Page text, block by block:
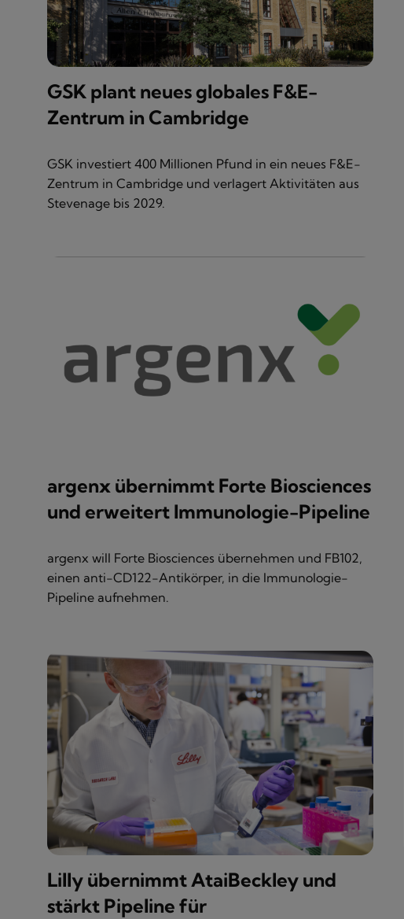
GSK plant neues globales F&E-
Zentrum in Cambridge
GSK investiert 400 Millionen Pfund in ein neues F&E-
Zentrum in Cambridge und verlagert Aktivitäten aus
Stevenage bis 2029.
argenx übernimmt Forte Biosciences
und erweitert Immunologie-Pipeline
argenx will Forte Biosciences übernehmen und FB102,
einen anti-CD122-Antikörper, in die Immunologie-
Pipeline aufnehmen.
Lilly übernimmt AtaiBeckley und
stärkt Pipeline für